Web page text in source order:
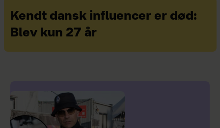
Kendt dansk influencer er død:
Blev kun 27 år